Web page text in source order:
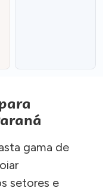
gama de
setores e